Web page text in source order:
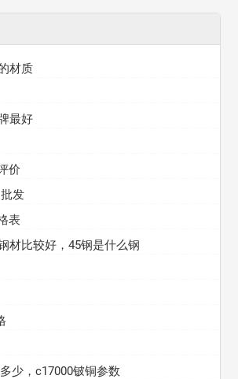
材质
最好
价
发
表
材比较好，45钢是什么钢
少，c17000铍铜参数